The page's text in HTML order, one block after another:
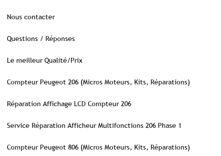
Nous contacter
Questions / Réponses
Le meilleur Qualité/Prix
Compteur Peugeot 206 (Micros Moteurs, Kits, Réparations)
Réparation Affichage LCD Compteur 206
Service Réparation Afficheur Multifonctions 206 Phase 1
Compteur Peugeot 806 (Micros Moteurs, Kits, Réparations)